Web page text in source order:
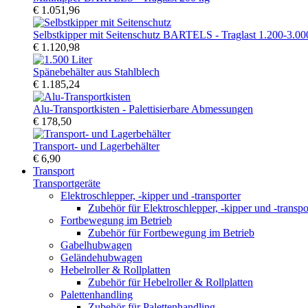
€ 1.051,96
Selbstkipper mit Seitenschutz BARTELS - Traglast 1.200-
€ 1.120,98
Spänebehälter aus Stahlblech
€ 1.185,24
Alu-Transportkisten - Palettisierbare Abmessungen
€ 178,50
Transport- und Lagerbehälter
€ 6,90
Transport
Transportgeräte
Elektroschlepper, -kipper und -transporter
Zubehör für Elektroschlepper, -kipper und -
Fortbewegung im Betrieb
Zubehör für Fortbewegung im Betrieb
Gabelhubwagen
Geländehubwagen
Hebelroller & Rollplatten
Zubehör für Hebelroller & Rollplatten
Palettenhandling